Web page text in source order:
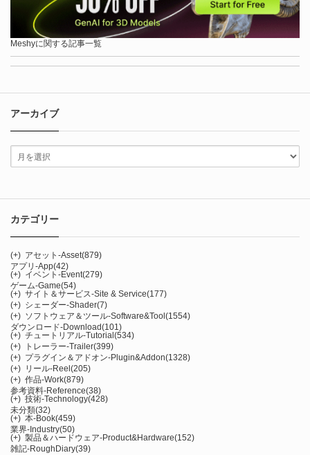
Meshyに関する記事一覧
アーカイブ
カテゴリー
(+) アセット-Asset(879)
アプリ-App(42)
(+) イベント-Event(279)
ゲーム-Game(54)
(+) サイト＆サービス-Site & Service(177)
(+) シェーダー-Shader(7)
(+) ソフトウェア＆ツール-Software&Tool (1554)
ダウンロード-Download(101)
(+) チュートリアル-Tutorial (534)
(+)
トレーラー-Trailer(399)
(+) プラグイン＆アドオン-Plugin&Addon(1328)
(+) リール-Reel (205)
(+) 作品-Work(879)
参考資料-Reference(38)
(+) 技術-Technology(428)
未分類(32)
(+) 本-Book(459)
業界-Industry(50)
(+) 製品＆ハードウェア-Product&Hardware(152)
雑記-RoughDiary(39)